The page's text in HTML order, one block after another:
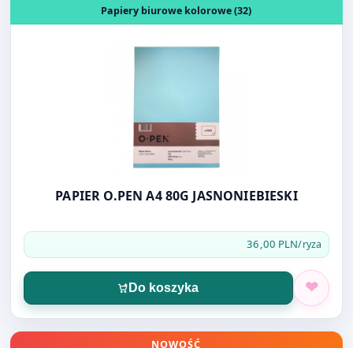
PAPIER O.PEN A4 80G JASNONIEBIESKI
36,00 PLN
Otwórz produkt: PAPIER O.PEN A4 80G JASNOZIELONY
NOWOŚĆ
Papiery biurowe kolorowe (32)